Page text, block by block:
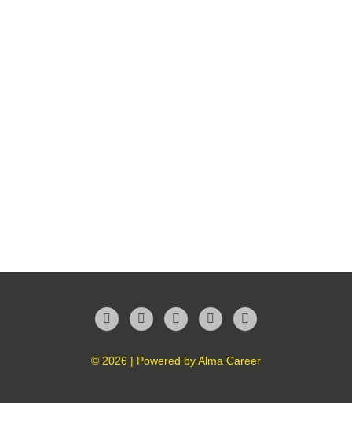
FacebookTwitterLinkedInInstagramYouTube
© 2026 | Powered byAlma Career